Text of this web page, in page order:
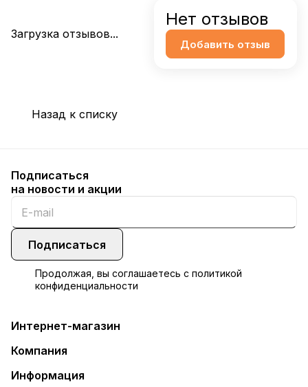
Загрузка отзывов...
Нет отзывов
Добавить отзыв
Назад к списку
Подписаться
на новости и акции
Подписаться
Продолжая, вы соглашаетесь с политикой
конфиденциальности
Интернет-магазин
Компания
Информация